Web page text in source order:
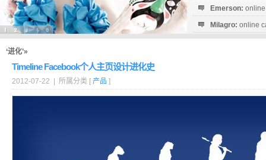
Emerson:
Milagro: online
‘进化’»
Timeline Facebook个人主页设计进化史
2012-07-22 | 所属分类 [ 产品 ]